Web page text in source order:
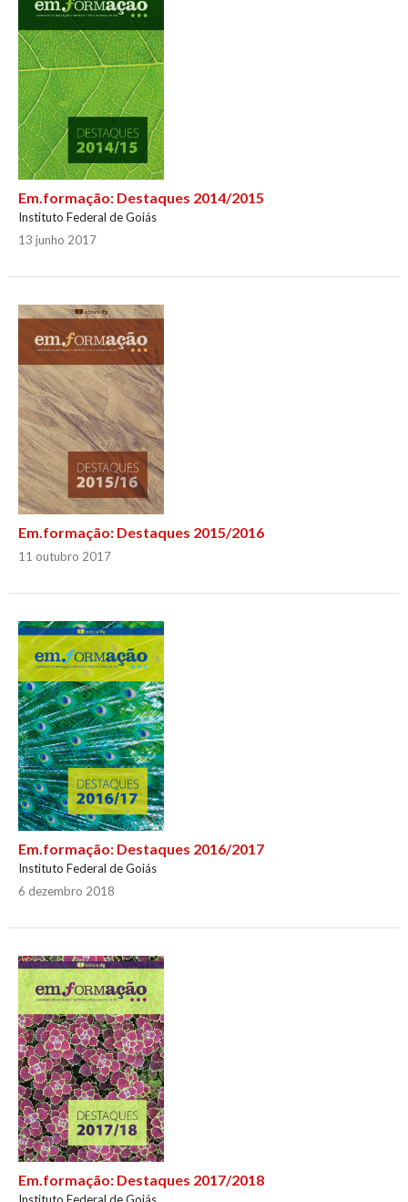
Em.formação: Destaques 2014/2015
Instituto Federal de Goiás
13 junho 2017
Em.formação: Destaques 2015/2016
11 outubro 2017
Em.formação: Destaques 2016/2017
Instituto Federal de Goiás
6 dezembro 2018
Em.formação: Destaques 2017/2018